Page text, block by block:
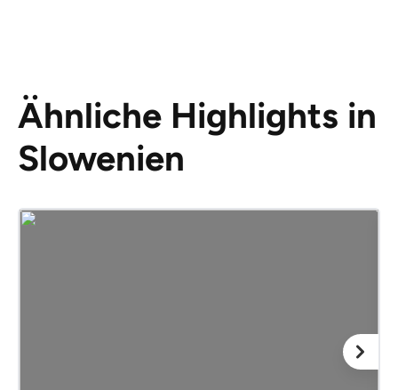
Ähnliche Highlights in
Slowenien